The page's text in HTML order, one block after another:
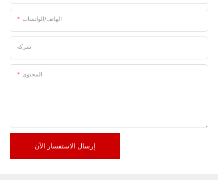
الهاتف/الواتساب
شركة
المحتوى
إرسال الاستفسار الآن